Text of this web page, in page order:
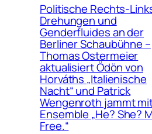
Politische Rechts-
Drehungen und
Genderfluides an der
Berliner Schaubühne –
Thomas Ostermeier
aktualisiert Ödön von
Horváths „Italienische
Nacht“ und Patrick
Wengenroth jammt
Ensemble „He? She?
Free.“